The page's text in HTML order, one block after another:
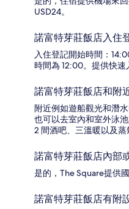
USD24。
諾富特芽莊飯店入住
入住登記開始時間：
時間為 12:00。提供快速
諾富特芽莊飯店和附
附近例如遊船觀光和潛
也可以去室內和室外泳
2 間酒吧、三溫暖以及蒸
諾富特芽莊飯店內部
是的，The Square提供
諾富特芽莊飯店有附